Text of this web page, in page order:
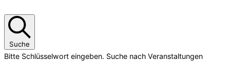
Suche
Bitte Schlüsselwort eingeben. Suche nach Veranstaltungen